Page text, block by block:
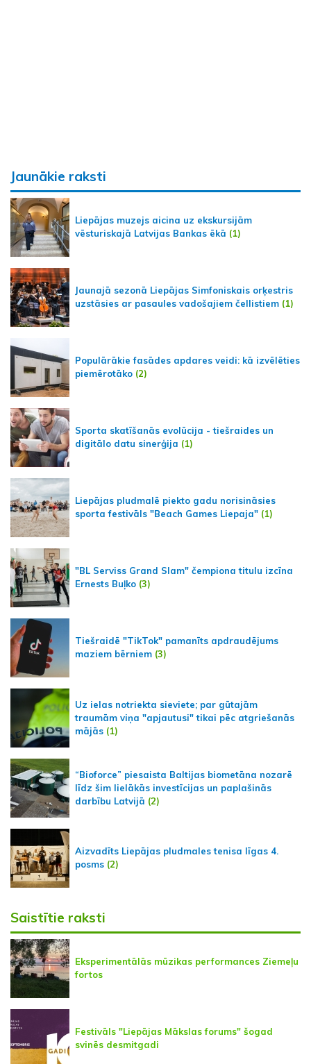
Jaunākie raksti
Liepājas muzejs aicina uz ekskursijām
vēsturiskajā Latvijas Bankas ēkā (1)
Jaunajā sezonā Liepājas Simfoniskais orķestris
uzstāsies ar pasaules vadošajiem čellistiem (1)
Populārākie fasādes apdares veidi: kā izvēlēties
piemērotāko (2)
Sporta skatīšanās evolūcija - tiešraides un
digitālo datu sinerģija (1)
Liepājas pludmalē piekto gadu norisināsies
sporta festivāls "Beach Games Liepaja" (1)
"BL Serviss Grand Slam" čempiona titulu izcīna
Ernests Buļko (3)
Tiešraidē "TikTok" pamanīts apdraudējums
maziem bērniem (3)
Uz ielas notriekta sieviete; par gūtajām
traumām viņa "apjautusi" tikai pēc atgriešanās
mājās (1)
“Bioforce” piesaista Baltijas biometāna nozarē
līdz šim lielākās investīcijas un paplašinās
darbību Latvijā (2)
Aizvadīts Liepājas pludmales tenisa līgas 4.
posms (2)
Saistītie raksti
Eksperimentālās mūzikas performances Ziemeļu
fortos
Festivāls "Liepājas Mākslas forums" šogad
svinēs desmitgadi